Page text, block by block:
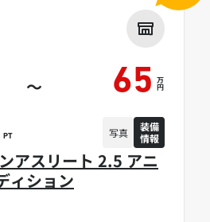
アスリート 2.5 アニ
ィション
～ 65 万
円
PT 写真
装備
情報